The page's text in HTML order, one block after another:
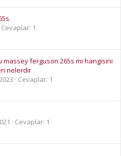
Cevaplar: 1
massey ferguson 265s mi hangisini
nelerdir
Cevaplar: 1
Cevaplar: 1